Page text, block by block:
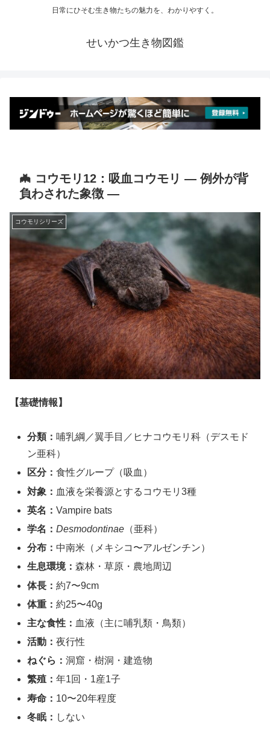
日常にひそむ生き物たちの魅力を、わかりやすく。
せいかつ生き物図鑑
🦇 コウモリ12：吸血コウモリ ― 例外が背
負わされた象徴 ―
コウモリシリーズ
【基礎情報】
分類： 哺乳綱／翼手目／ヒナコウモリ科（デスモド
ン亜科）
区分：食性グループ（吸血）
対象： 血液を栄養源とするコウモリ3種
英名：Vampire bats
学名：Desmodontinae （亜科）
分布： 中南米（メキシコ〜アルゼンチン）
生息環境：森林・草原・農地周辺
体長：約7〜9cm
体重：約25〜40g
主な食性： 血液（主に哺乳類・鳥類）
活動：夜行性
ねぐら：洞窟・樹洞・建造物
繁殖：年1回・1産1子
寿命： 10〜20年程度
冬眠： しない